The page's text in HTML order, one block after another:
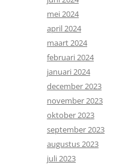
mei 2024
april 2024
maart 2024
februari 2024
januari 2024
december 2023
november 2023
oktober 2023
september 2023
augustus 2023
juli 2023